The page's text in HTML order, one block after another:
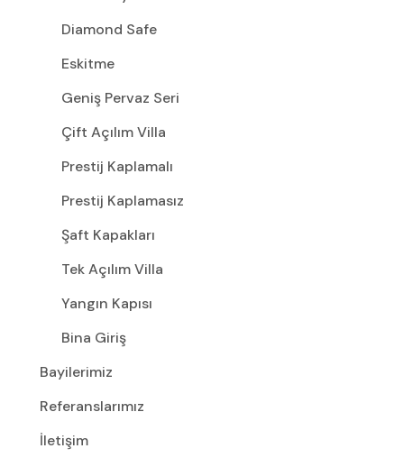
Diamond Safe
Eskitme
Geniş Pervaz Seri
Çift Açılım Villa
Prestij Kaplamalı
Prestij Kaplamasız
Şaft Kapakları
Tek Açılım Villa
Yangın Kapısı
Bina Giriş
Bayilerimiz
Referanslarımız
İletişim